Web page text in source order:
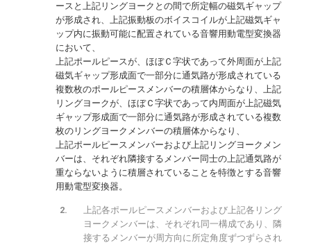
ースと上記リングヨークとの間で所定幅の磁気ギャップ
が形成され、上記振動板のボイスコイルが上記磁気ギャ
ップ内に振動可能に配置されている音響用動電型変換器
において、
上記ポールピースが、ほぼＣ字状であって外周面が上記
磁気ギャップ形成面で一部分に通気路が形成されている
複数枚のポールピースメンバーの積層体からなり、上記
リングヨークが、ほぼＣ字状であって内周面が上記磁気
ギャップ形成面で一部分に通気路が形成されている複数
枚のリングヨークメンバーの積層体からなり、
上記ポールピースメンバーおよび上記リングヨークメン
バーは、それぞれ隣接するメンバー同士の上記通気路が
重ならないように積層されていることを特徴とする音響
用動電型変換器。
上記各ポールピースメンバーおよび上記各リング
ヨークメンバーは、それぞれ同一構成であり、隣
接するメンバーが周方向に所定角度ずつずらされ